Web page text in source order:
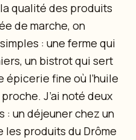
qualité des produits
de marche, on
: une ferme qui
un bistrot qui sert
épicerie fine où l’huile
J’ai noté deux
: un déjeuner chez un
les produits du Drôme